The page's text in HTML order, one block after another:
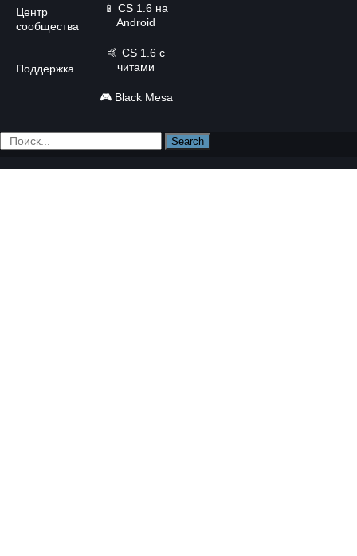
Центр
сообщества
Поддержка
📱 CS 1.6 на
Android
🤙 CS 1.6 с
читами
🎮 Black Mesa
Search